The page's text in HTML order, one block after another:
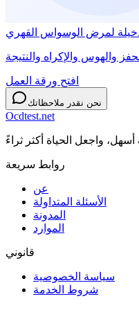
لمرض الوسواس القهري
افتح ورقة العمل
نحن نقدر ملاحظاتك
Ocdtest.net
روابط سريعة
عن
الأسئلة المتداولة
المدونة
الموارد
قانوني
سياسة الخصوصية
شروط الخدمة